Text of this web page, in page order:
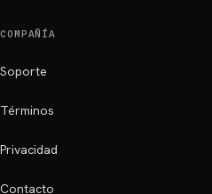
COMPAÑÍA
Soporte
Términos
Privacidad
Contacto